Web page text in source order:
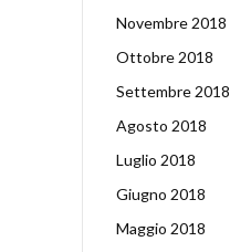
Novembre 2018
Ottobre 2018
Settembre 2018
Agosto 2018
Luglio 2018
Giugno 2018
Maggio 2018